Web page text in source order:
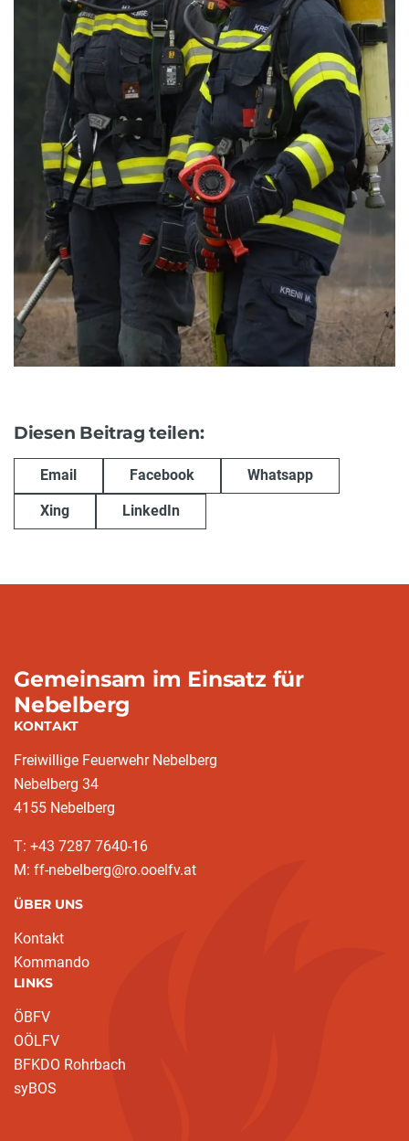
Diesen Beitrag teilen:
Email Facebook Whatsapp
Xing LinkedIn
Gemeinsam im Einsatz für
Nebelberg
KONTAKT
Freiwillige Feuerwehr Nebelberg
Nebelberg 34
4155 Nebelberg
T: +43 7287 7640-16
M: ff-nebelberg@ro.ooelfv.at
ÜBER UNS
Kontakt
Kommando
LINKS
ÖBFV
OÖLFV
BFKDO Rohrbach
syBOS